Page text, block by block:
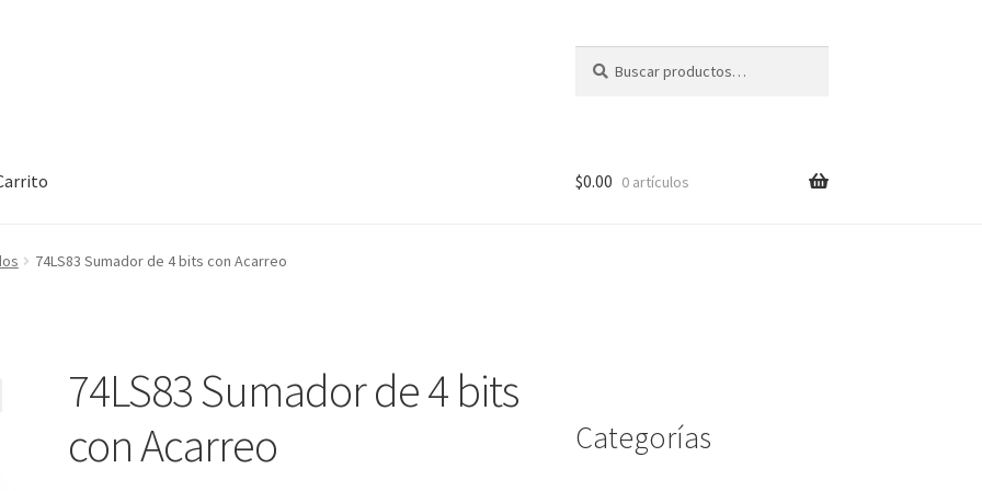
por:
Checkout Checkout Contact Contacto
My account My account
$0.00 0 artículos
74LS83 Sumador de 4 bits con Acarreo
74LS83 Sumador de 4 bits
con Acarreo
Categorías